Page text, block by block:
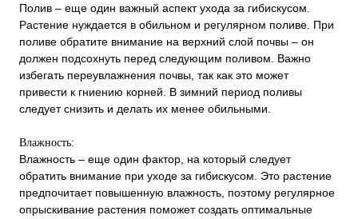
Полив – еще один важный аспект ухода за гибискусом.
Растение нуждается в обильном и регулярном поливе. При
поливе обратите внимание на верхний слой почвы – он
должен подсохнуть перед следующим поливом. Важно
избегать переувлажнения почвы, так как это может
привести к гниению корней. В зимний период поливы
следует снизить и делать их менее обильными.
Влажность:
Влажность – еще один фактор, на который следует
обратить внимание при уходе за гибискусом. Это растение
предпочитает повышенную влажность, поэтому регулярное
опрыскивание растения поможет создать оптимальные